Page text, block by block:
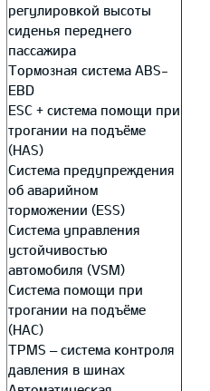
регулировкой высоты
сиденья переднего
пассажира
Тормозная система ABS-
EBD
ESC + система помощи при
трогании на подъёме
(HAS)
Система предупреждения
об аварийном
торможении (ESS)
Система управления
устойчивостью
автомобиля (VSM)
Система помощи при
трогании на подъёме
(HAC)
TPMS – система контроля
давления в шинах